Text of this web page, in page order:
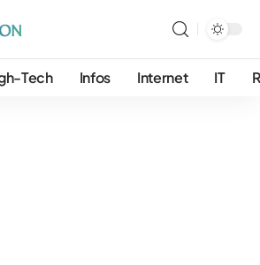
Tech Infos Internet IT